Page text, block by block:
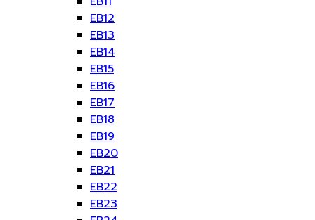
EB12
EB13
EB14
EB15
EB16
EB17
EB18
EB19
EB20
EB21
EB22
EB23